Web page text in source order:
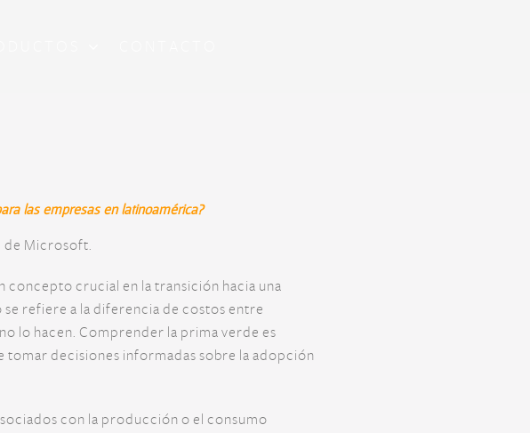
las empresas en latinoamérica?
de Microsoft.
concepto crucial en la transición hacia una
refiere a la diferencia de costos entre
lo hacen. Comprender la prima verde es
tomar decisiones informadas sobre la adopción
con la producción o el consumo